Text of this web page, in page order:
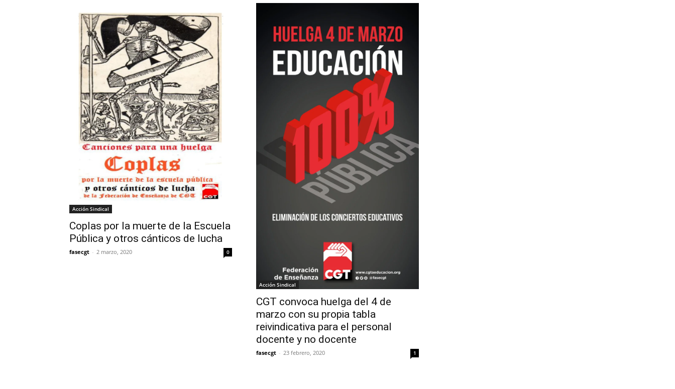
Acción Sindical
Coplas por la muerte de la Escuela
Pública y otros cánticos de lucha
fasecgt - 2 marzo, 2020 0
Acción Sindical
CGT convoca huelga del 4 de
marzo con su propia tabla
reivindicativa para el personal
docente y no docente
fasecgt - 23 febrero, 2020 1